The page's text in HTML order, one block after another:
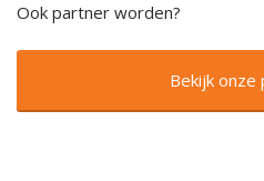
Ook partner worden?
Bekijk onze